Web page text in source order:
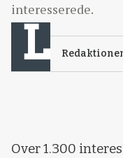
interesserede.
Over 1.300